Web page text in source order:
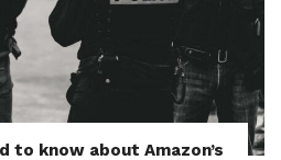
to know about Amazon’s